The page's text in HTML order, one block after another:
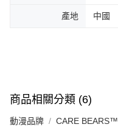
產地 中國
商品相關分類 (6)
動漫品牌 CARE BEARS™